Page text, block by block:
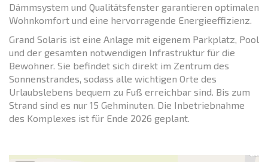
Dämmsystem und Qualitätsfenster garantieren optimalen
Wohnkomfort und eine hervorragende Energieeffizienz.
Grand Solaris ist eine Anlage mit eigenem Parkplatz, Pool
und der gesamten notwendigen Infrastruktur für die
Bewohner. Sie befindet sich direkt im Zentrum des
Sonnenstrandes, sodass alle wichtigen Orte des
Urlaubslebens bequem zu Fuß erreichbar sind. Bis zum
Strand sind es nur 15 Gehminuten. Die Inbetriebnahme
des Komplexes ist für Ende 2026 geplant.